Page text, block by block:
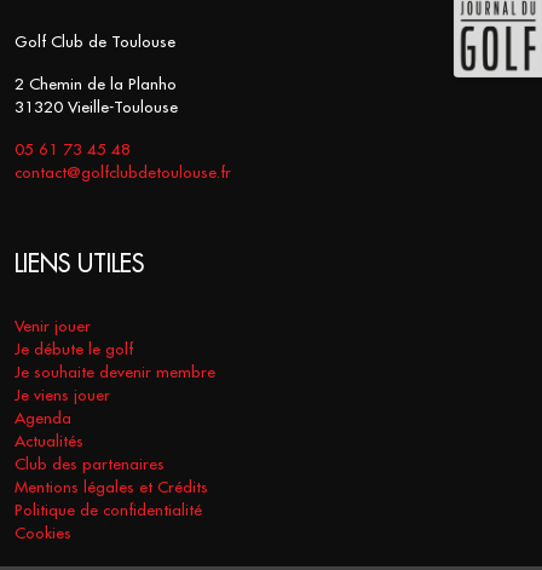
Golf Club de Toulouse
2 Chemin de la Planho
31320 Vieille-Toulouse
05 61 73 45 48
contact@golfclubdetoulouse.fr
LIENS UTILES
Venir jouer
Je débute le golf
Je souhaite devenir membre
Je viens jouer
Agenda
Actualités
Club des partenaires
Mentions légales et Crédits
Politique de confidentialité
Cookies